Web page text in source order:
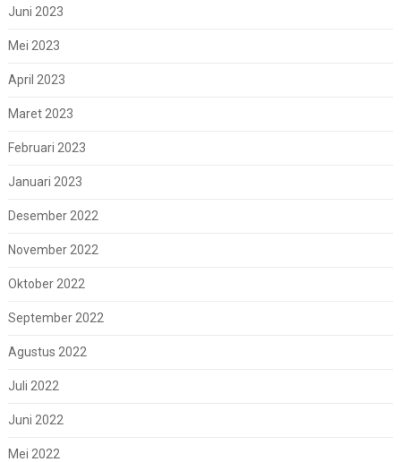
Juni 2023
Mei 2023
April 2023
Maret 2023
Februari 2023
Januari 2023
Desember 2022
November 2022
Oktober 2022
September 2022
Agustus 2022
Juli 2022
Juni 2022
Mei 2022